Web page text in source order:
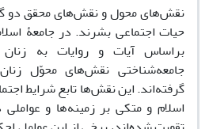
نقش‌های محول و نقش‌های محقق دو
حیات اجتماعی بشرند. در جامعۀ
بر‌اساس آیات و روایات به
جامعه‌شناختی نقش‌های محوّل
گرفته‌اند. این نقش‌ها تابع شرایط
اسلام و متکی بر زمینه‌ها و عواملی